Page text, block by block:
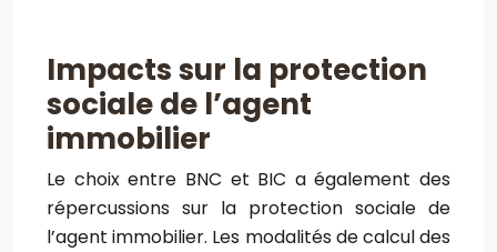
Impacts sur la protection
sociale de l’agent
immobilier
Le choix entre BNC et BIC a également des
répercussions sur la protection sociale de
l’agent immobilier. Les modalités de calcul des